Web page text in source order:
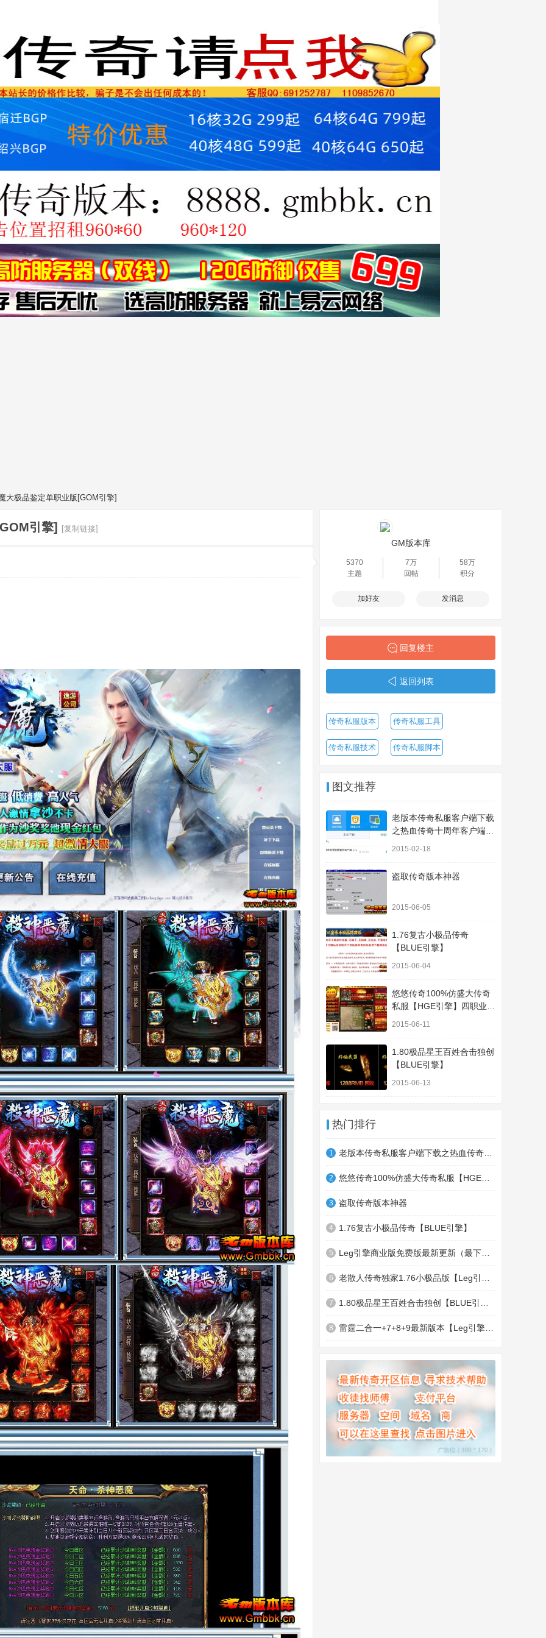
大极品鉴定单职业版[GOM引擎]
引擎] [复制链接]
GM版本库
5370
主题
7万
回帖
58万
积分
加好友 发消息
回复楼主
返回列表
传奇私服版本 传奇私服工具
传奇私服技术 传奇私服脚本
图文推荐
老版本传奇私服客户端下载
之热血传奇十周年客户端下
2015-02-18
盗取传奇版本神器
2015-06-05
1.76复古小极品传奇
【BLUE引擎】
2015-06-04
悠悠传奇100%仿盛大传奇
私服【HGE引擎】四职业疯
2015-06-11
1.80极品星王百姓合击独创
【BLUE引擎】
2015-06-13
热门排行
1
2
3 盗取传奇版本神器
4 1.76复古小极品传奇【BLUE引擎】
5
6
7
8